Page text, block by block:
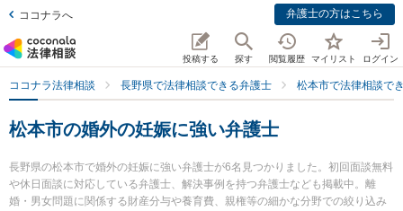
ココナラへ 弁護士の方はこちら
投稿する 探す 閲覧履歴 マイリスト ログイン
ココナラ法律相談 長野県で法律相談できる弁護士 松本市で法律相談で
松本市の婚外の妊娠に強い弁護士
長野県の松本市で婚外の妊娠に強い弁護士が6名見つかりました。初回面談無料
や休日面談に対応している弁護士、解決事例を持つ弁護士なども掲載中。離
婚・男女問題に関係する財産分与や養育費、親権等の細かな分野での絞り込み